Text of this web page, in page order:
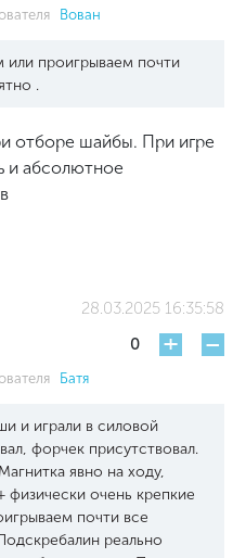
Вован
или проигрываем почти
.
отборе шайбы. При игре
и абсолютное
28.03.2025 16:35:58
0
+ -
Батя
и играли в силовой
форчек присутствовал.
явно на ходу,
очень крепкие
почти все
реально